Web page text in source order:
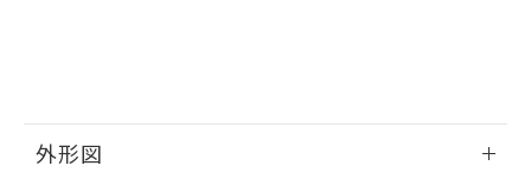
外形図
51物質の非含有証明書（当社基準）
※本証明書は発行日時点で非含有を証明す